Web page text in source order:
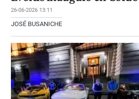
26-06-2026 13:11
JOSÉ BUSANICHE